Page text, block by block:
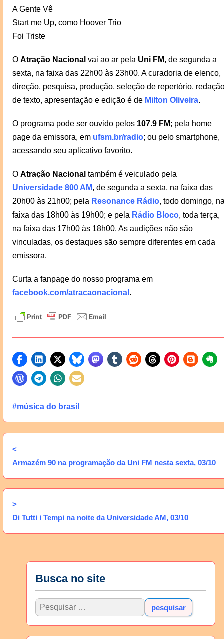
A Gente Vê
Start me Up, como Hoover Trio
Foi Triste
O Atração Nacional vai ao ar pela Uni FM, de segunda a
sexta, na faixa das 22h00 às 23h00. A curadoria de elenco,
direção, pesquisa, produção, seleção de repertório,
de texto, apresentação e edição é de Milton Oliveira.
O programa pode ser ouvido pelos 107.9 FM; pela home
page da emissora, em ufsm.br/radio; ou pelo smartphone,
acessando seu aplicativo favorito.
O Atração Nacional também é veiculado pela
Universidade 800 AM, de segunda a sexta, na faixa das
20h00 às 21h00; pela Resonance Rádio, todo domingo,
faixa das 18h00 às 19h00; e pela Rádio Bloco, toda terça,
na faixa das 17h00 às 18h00. As audições não são
vinculadas, os destaques são sempre diferentes em cada
emissora.
Curta a fanpage do nosso programa em
facebook.com/atracaonacional .
#música do brasil
<
Armazém 90 na programação da Uni FM nesta sexta, 03/10
>
Di Tutti i Tempi na noite da Universidade AM, 03/10
Busca no site